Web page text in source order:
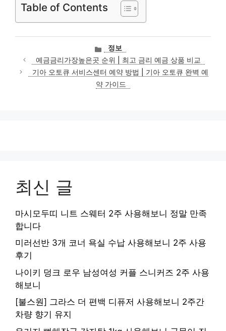
Table of Contents
카
테
고
리
정보
예금금리가장높은곳 순위 | 최고 금리 예금 상품 비교
기아 오토큐 서비스센터 예약 방법 | 기아 오토큐 완벽 예
약 가이드
최신 글
마시모두띠 니트 스웨터 2주 사용해보니 정말 만족
합니다
미러선반 3개 코너 욕실 수납 사용해보니 2주 사용
후기
나이키 덩크 로우 남성여성 커플 스니커즈 2주 사용
해보니
[불스원] 그라스 더 편백 디퓨저 사용해보니 2주간
차량 향기 유지